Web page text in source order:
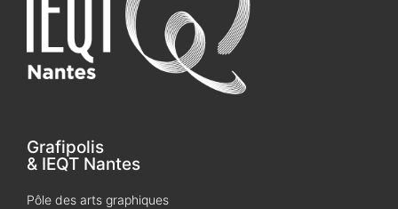
Grafipolis
& IEQT Nantes
Pôle des arts graphiques